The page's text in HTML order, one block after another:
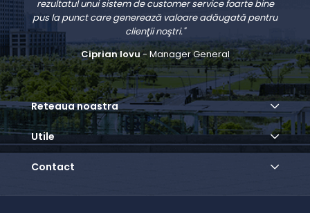
rezultatul unui sistem de customer service foarte bine
pus la punct care generează valoare adăugată pentru
clienţii noştri."
Ciprian Iovu- Manager General
Reteaua noastra
Utile
Contact